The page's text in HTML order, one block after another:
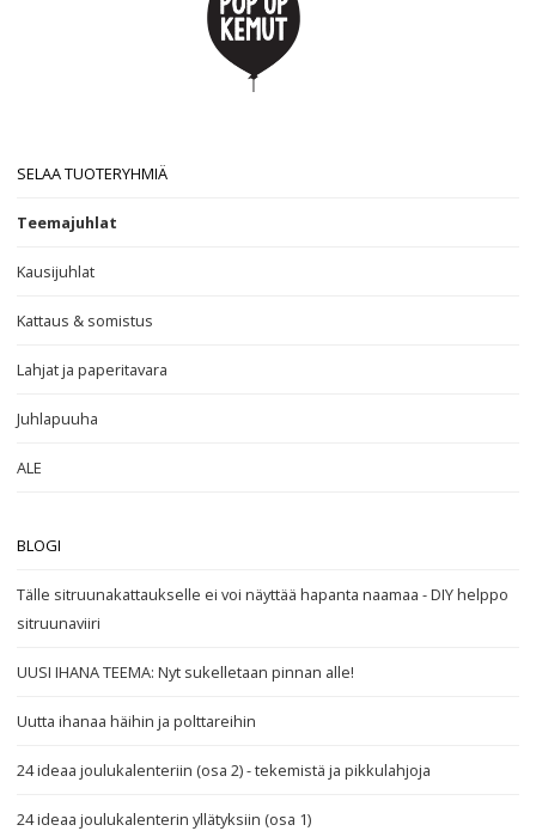
SELAA TUOTERYHMIÄ
Teemajuhlat
Kausijuhlat
Kattaus & somistus
Lahjat ja paperitavara
Juhlapuuha
ALE
BLOGI
Tälle sitruunakattaukselle ei voi näyttää hapanta naamaa - DIY helppo
sitruunaviiri
UUSI IHANA TEEMA: Nyt sukelletaan pinnan alle!
Uutta ihanaa häihin ja polttareihin
24 ideaa joulukalenteriin (osa 2) - tekemistä ja pikkulahjoja
24 ideaa joulukalenterin yllätyksiin (osa 1)